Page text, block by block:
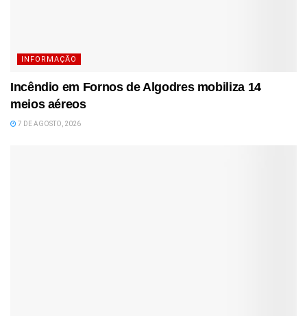
INFORMAÇÃO
Incêndio em Fornos de Algodres mobiliza 14
meios aéreos
7 DE AGOSTO, 2026